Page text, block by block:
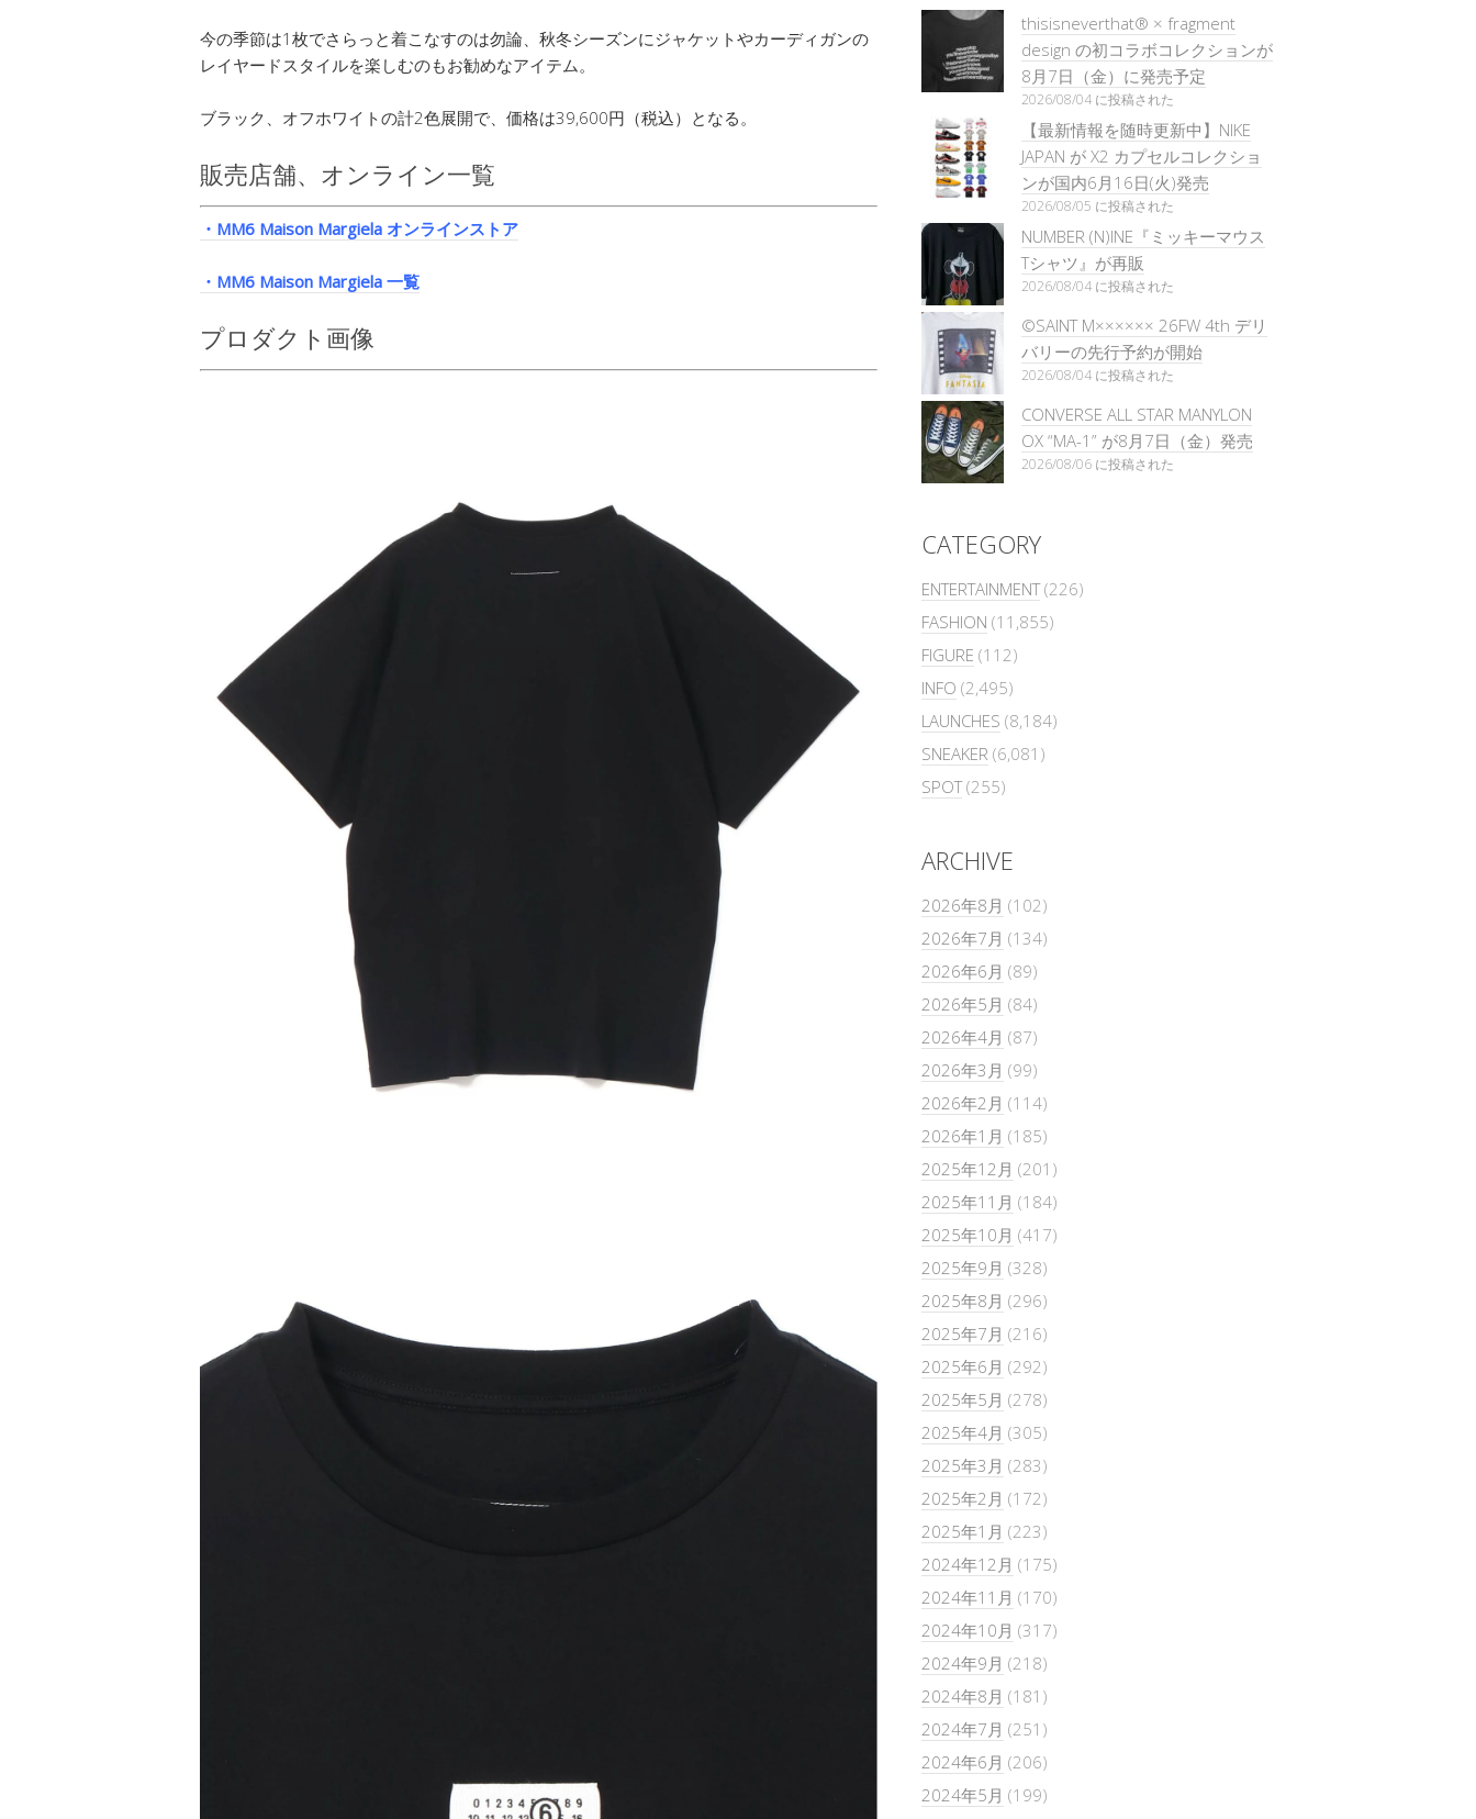
今の季節は1枚でさらっと着こなすのは勿論、秋冬シーズンにジャケットやカーディガンの
レイヤードスタイルを楽しむのもお勧めなアイテム。
ブラック、オフホワイトの計2色展開で、価格は39,600円（税込）となる。
販売店舗、オンライン一覧
・MM6 Maison Margiela オンラインストア
・MM6 Maison Margiela 一覧
プロダクト画像
thisisneverthat® × fragment
design の初コラボコレクションが
8月7日（金）に発売予定
2026/08/04 に投稿された
【最新情報を随時更新中】NIKE
JAPAN が X2 カプセルコレクショ
ンが国内6月16日(火)発売
2026/08/05 に投稿された
NUMBER (N)INE『ミッキーマウス
Tシャツ』が再販
2026/08/04 に投稿された
©SAINT M×××××× 26FW 4th デリ
バリーの先行予約が開始
2026/08/04 に投稿された
CONVERSE ALL STAR MANYLON
OX “MA-1” が8月7日（金）発売
2026/08/06 に投稿された
CATEGORY
ENTERTAINMENT(226)
FASHION (11,855)
FIGURE (112)
INFO (2,495)
LAUNCHES (8,184)
SNEAKER (6,081)
SPOT(255)
ARCHIVE
2026年8月 (102)
2026年7月 (134)
2026年6月 (89)
2026年5月 (84)
2026年4月 (87)
2026年3月 (99)
2026年2月 (114)
2026年1月 (185)
2025年12月 (201)
2025年11月 (184)
2025年10月 (417)
2025年9月 (328)
2025年8月 (296)
2025年7月 (216)
2025年6月 (292)
2025年5月 (278)
2025年4月 (305)
2025年3月 (283)
2025年2月 (172)
2025年1月 (223)
2024年12月 (175)
2024年11月 (170)
2024年10月 (317)
2024年9月 (218)
2024年8月 (181)
2024年7月 (251)
2024年6月 (206)
2024年5月 (199)